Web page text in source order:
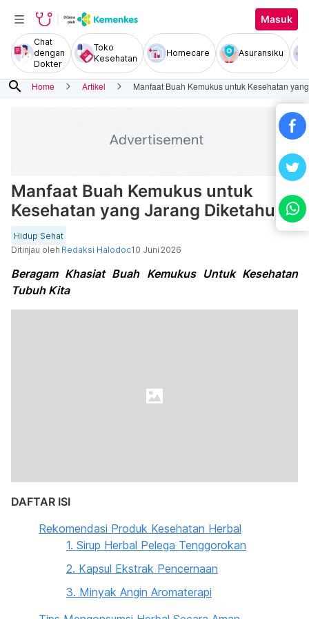
Masuk
Chat
dengan
Dokter
Toko
Kesehatan
Homecare Asuransiku
search Home Artikel Manfaat Buah Kemukus untuk Kesehatan
Manfaat Buah Kemukus untuk
Kesehatan yang Jarang Diketahui
Hidup Sehat
Ditinjau oleh Redaksi Halodoc10 Juni 2026
Beragam Khasiat Buah Kemukus Untuk Kesehatan
Tubuh Kita
DAFTAR ISI
Rekomendasi Produk Kesehatan Herbal
1. Sirup Herbal Pelega Tenggorokan
2. Kapsul Ekstrak Pencernaan
3. Minyak Angin Aromaterapi